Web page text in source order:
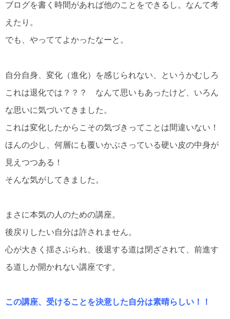
ブログを書く時間があれば他のことをできるし。なんて考
えたり。
でも、やっててよかったなーと。
自分自身、変化（進化）を感じられない、というかむしろ
これは退化では？？？ なんて思いもあったけど、いろん
な思いに気づいてきました。
これは変化したからこその気づきってことは間違いない！
ほんの少し、何層にも覆いかぶさっている硬い皮の中身が
見えつつある！
そんな気がしてきました。
まさに本気の人のための講座。
後戻りしたい自分は許されません。
心が大きく揺さぶられ、後退する道は閉ざされて、前進す
る道しか開かれない講座です。
この講座、受けることを決意した自分は素晴らしい！！